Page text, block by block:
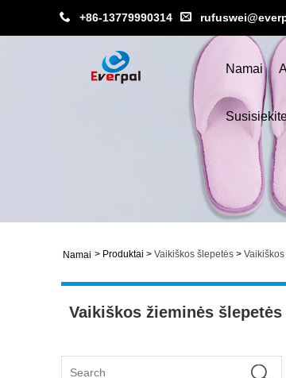
+86-13779990314
Namai
Namai > Produktai > Vaikiškos šlepetės >
Vaikiškos žieminės šlepetės